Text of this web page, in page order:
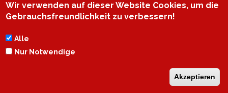
Wir verwenden auf dieser Website Cookies, um die
Gebrauchsfreundlichkeit zu verbessern!
Alle
Nur Notwendige
Akzeptieren